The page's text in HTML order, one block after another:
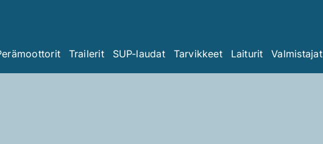
Trailerit SUP-laudat Tarvikkeet Laiturit Valmistajat